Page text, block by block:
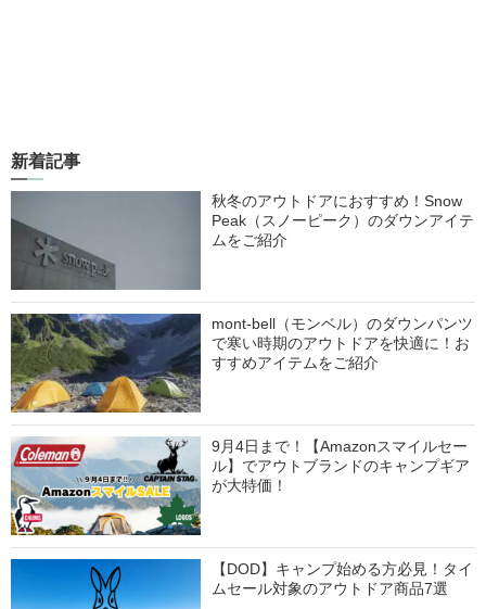
新着記事
秋冬のアウトドアにおすすめ！Snow
Peak（スノーピーク）のダウンアイテ
ムをご紹介
mont-bell（モンベル）のダウンパンツ
で寒い時期のアウトドアを快適に！お
すすめアイテムをご紹介
9月4日まで！【Amazonスマイルセー
ル】でアウトブランドのキャンプギア
が大特価！
【DOD】キャンプ始める方必見！タイ
ムセール対象のアウトドア商品7選